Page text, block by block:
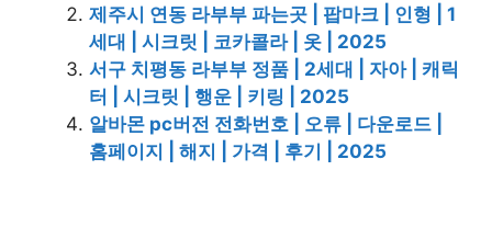
제주시 연동 라부부 파는곳 | 팝마크 | 인형 | 1
세대 | 시크릿 | 코카콜라 | 옷 | 2025
서구 치평동 라부부 정품 | 2세대 | 자아 | 캐릭
터 | 시크릿 | 행운 | 키링 | 2025
알바몬 pc버전 전화번호 | 오류 | 다운로드 |
홈페이지 | 해지 | 가격 | 후기 | 2025